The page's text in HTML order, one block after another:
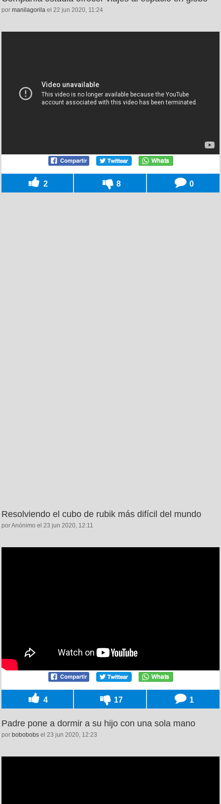
por manilagorila el 22 jun 2020, 11:24
2 8 0
Resolviendo el cubo de rubik más difícil del mundo
por Anónimo el 23 jun 2020, 12:11
4 17 1
Padre pone a dormir a su hijo con una sola mano
por bobobobs el 23 jun 2020, 12:23